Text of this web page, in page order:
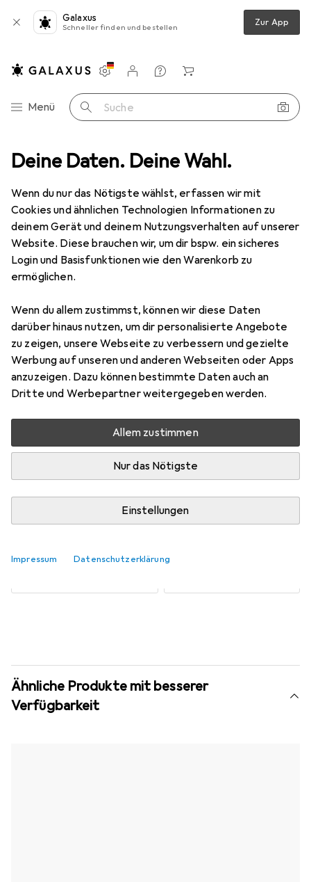
Deine Daten. Deine Wahl.
Wenn du nur das Nötigste wählst, erfassen wir mit
Cookies und ähnlichen Technologien Informationen zu
deinem Gerät und deinem Nutzungsverhalten auf unserer
Website. Diese brauchen wir, um dir bspw. ein sicheres
Login und Basisfunktionen wie den Warenkorb zu
ermöglichen.
Wenn du allem zustimmst, können wir diese Daten
darüber hinaus nutzen, um dir personalisierte Angebote
zu zeigen, unsere Webseite zu verbessern und gezielte
Werbung auf unseren und anderen Webseiten oder Apps
anzuzeigen. Dazu können bestimmte Daten auch an
Dritte und Werbepartner weitergegeben werden.
Allem zustimmen
Nur das Nötigste
Einstellungen
Impressum Datenschutzerklärung
Galaxus
Schneller finden und bestellen Zur App
Navigation nach Kategorien
Menü Suche
Einstellungen
Kundenkonto
Vergleichslisten
Merklisten
Warenkorb
Elektroinstallation Kabelleitung Lapp ÖLFLEX 150
LappÖLFLEX 150
75 m
Aktuell nicht lieferbar
Benachrichtigen, wenn lieferbar
Vergleichen
i
Anzahl Adern 2
2x
Ähnliche Produkte mit besserer
Verfügbarkeit